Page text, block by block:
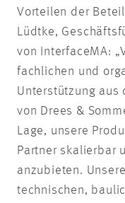
Vorteilen der
Lüdtke,
von InterfaceMA:
fachlichen und
Unterstützung aus
von Drees &
Lage, unsere
Partner skalierbar
anzubieten.
technischen,